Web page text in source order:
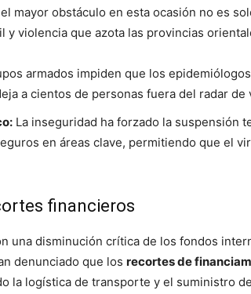
mayor obstáculo en esta ocasión no es
violencia que azota las provincias
armados impiden que los
a cientos de personas fuera del radar de
La inseguridad ha forzado la suspensión
en áreas clave, permitiendo que el
financieros
una disminución crítica de los fondos
denunciado que los recortes de
la logística de transporte y el suministro